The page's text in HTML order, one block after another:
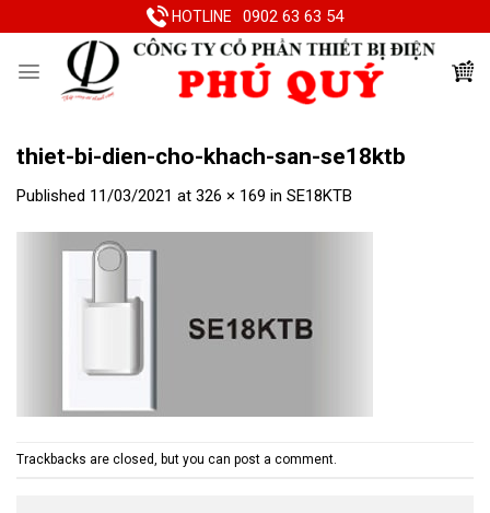
to
HOTLINE 0902 63 63 54
thiet-bi-dien-cho-khach-san-se18ktb
Published 11/03/2021 at 326 × 169 in SE18KTB
Trackbacks are closed, but you can post a comment